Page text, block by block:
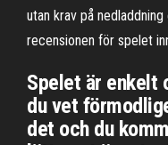
utan krav på
recensionen för spelet
Spelet är enkelt
du vet
det och du